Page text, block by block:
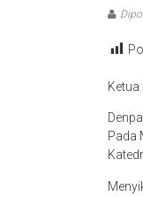
Pada